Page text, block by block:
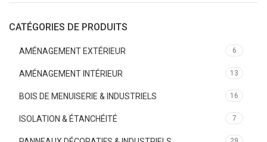
CATÉGORIES DE PRODUITS
AMÉNAGEMENT EXTÉRIEUR 6
AMÉNAGEMENT INTÉRIEUR 13
BOIS DE MENUISERIE & INDUSTRIELS 16
ISOLATION & ÉTANCHÉITÉ 7